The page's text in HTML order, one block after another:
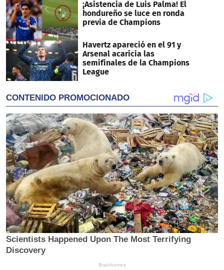
¡Asistencia de Luis Palma! El
hondureño se luce en ronda
previa de Champions
Havertz apareció en el 91 y
Arsenal acaricia las
semifinales de la Champions
League